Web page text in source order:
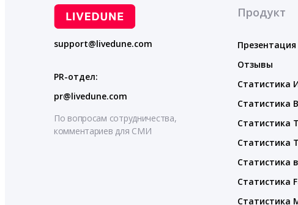
support@livedune.com
PR-отдел:
pr@livedune.com
По вопросам сотрудничества,
комментариев для СМИ
Продукт
Презентация
Отзывы
Статистика
Статистика
Статистика
Статистика
Статистика
Статистика
Статистика